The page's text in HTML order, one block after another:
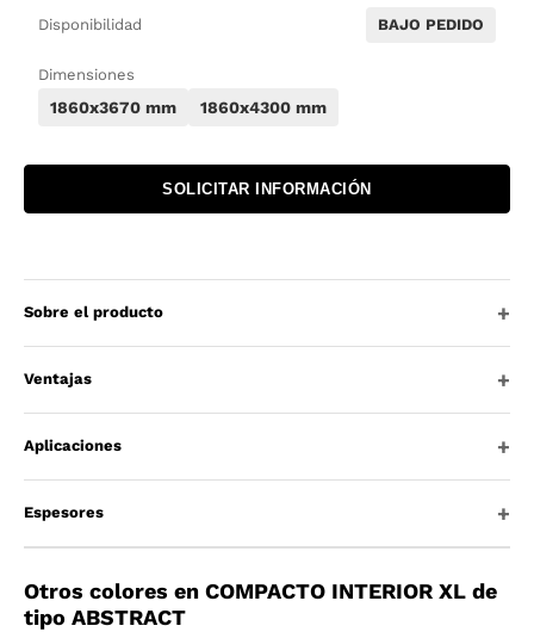
Disponibilidad BAJO PEDIDO
Dimensiones
1860x3670 mm 1860x4300 mm
SOLICITAR INFORMACIÓN
Sobre el producto
Ventajas
Aplicaciones
Espesores
Otros colores en COMPACTO INTERIOR XL de
tipo ABSTRACT